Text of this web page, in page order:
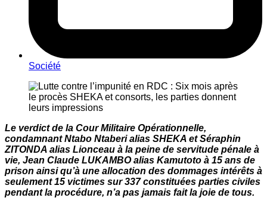
Société
Le verdict de la Cour Militaire Opérationnelle,
condamnant Ntabo Ntaberi alias SHEKA et Séraphin
ZITONDA alias Lionceau à la peine de servitude pénale à
vie, Jean Claude LUKAMBO alias Kamutoto à 15 ans de
prison ainsi qu’à une allocation des dommages intérêts à
seulement 15 victimes sur 337 constituées parties civiles
pendant la procédure, n’a pas jamais fait la joie de tous.